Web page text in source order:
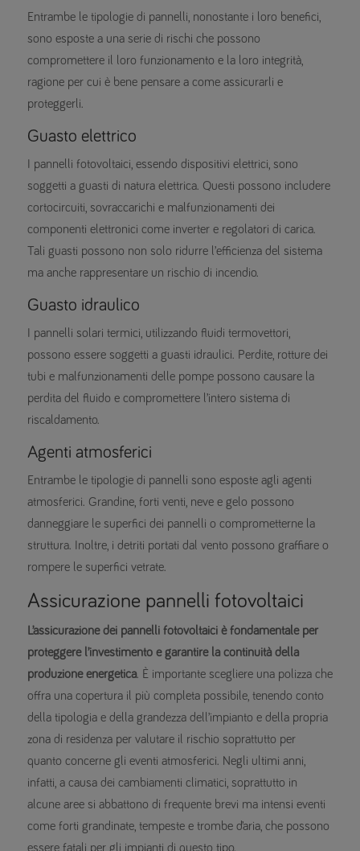
Entrambe le tipologie di pannelli, nonostante i loro benefici,
sono esposte a una serie di rischi che possono
compromettere il loro funzionamento e la loro integrità,
ragione per cui è bene pensare a come assicurarli e
proteggerli.
Guasto elettrico
I pannelli fotovoltaici, essendo dispositivi elettrici, sono
soggetti a guasti di natura elettrica. Questi possono includere
cortocircuiti, sovraccarichi e malfunzionamenti dei
componenti elettronici come inverter e regolatori di carica.
Tali guasti possono non solo ridurre l’efficienza del sistema
ma anche rappresentare un rischio di incendio.
Guasto idraulico
I pannelli solari termici, utilizzando fluidi termovettori,
possono essere soggetti a guasti idraulici. Perdite, rotture dei
tubi e malfunzionamenti delle pompe possono causare la
perdita del fluido e compromettere l’intero sistema di
riscaldamento.
Agenti atmosferici
Entrambe le tipologie di pannelli sono esposte agli agenti
atmosferici. Grandine, forti venti, neve e gelo possono
danneggiare le superfici dei pannelli o comprometterne la
struttura. Inoltre, i detriti portati dal vento possono graffiare o
rompere le superfici vetrate.
Assicurazione pannelli fotovoltaici
L’assicurazione dei pannelli fotovoltaici è fondamentale per
proteggere l’investimento e garantire la continuità della
produzione energetica. È importante scegliere una polizza che
offra una copertura il più completa possibile, tenendo conto
della tipologia e della grandezza dell’impianto e della propria
zona di residenza per valutare il rischio soprattutto per
quanto concerne gli eventi atmosferici. Negli ultimi anni,
infatti, a causa dei cambiamenti climatici, soprattutto in
alcune aree si abbattono di frequente brevi ma intensi eventi
come forti grandinate, tempeste e trombe d’aria, che possono
essere fatali per gli impianti di questo tipo.